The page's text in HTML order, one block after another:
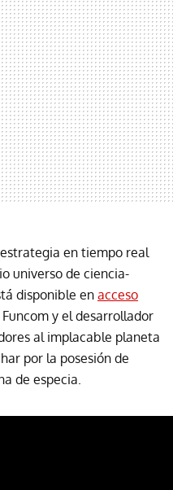
en tiempo real
universo de ciencia-
disponible enacceso
Funcom y el desarrollador
al implacable planeta
por la posesión de
de especia.